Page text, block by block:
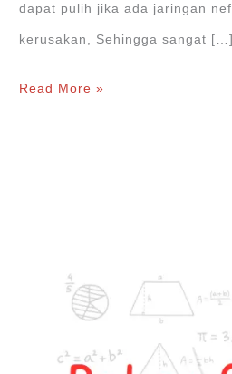
dapat pulih jika ada jaringan
kerusakan, Sehingga sangat […]
Cara
Read More »